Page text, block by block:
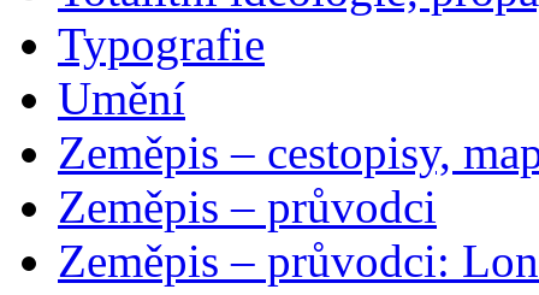
Typografie
Umění
Zeměpis – cestopisy,
Zeměpis – průvodci
Zeměpis – průvodci: